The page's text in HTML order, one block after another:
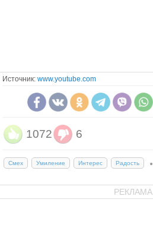
Источник: www.youtube.com
1072 6
Смех Умиление Интерес Радость
РЕКЛАМА